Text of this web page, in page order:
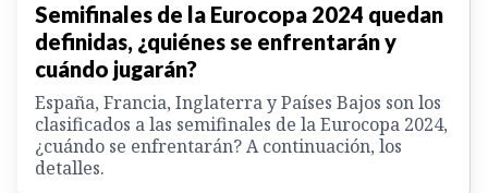
Semifinales de la Eurocopa 2024 quedan
definidas, ¿quiénes se enfrentarán y
cuándo jugarán?
España, Francia, Inglaterra y Países Bajos son los
clasificados a las semifinales de la Eurocopa 2024,
¿cuándo se enfrentarán? A continuación, los
detalles.